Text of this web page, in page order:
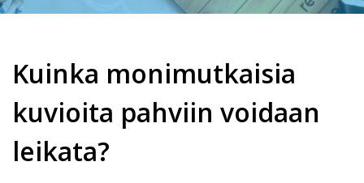
Kuinka monimutkaisia
kuvioita pahviin voidaan
leikata?